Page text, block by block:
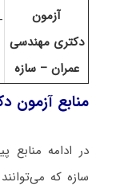
آزمون
دکتری مهندسی
عمران – سازه
منابع آزمون
در ادامه منابع
سازه که